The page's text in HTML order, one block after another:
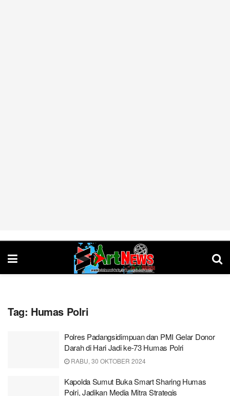
Tag: Humas Polri
Polres Padangsidimpuan dan PMI Gelar Donor
Darah di Hari Jadi ke-73 Humas Polri
RABU, 30 OKTOBER 2024
Kapolda Sumut Buka Smart Sharing Humas
Polri, Jadikan Media Mitra Strategis